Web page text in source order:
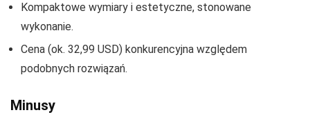
Kompaktowe wymiary i estetyczne, stonowane
wykonanie.
Cena (ok. 32,99 USD) konkurencyjna względem
podobnych rozwiązań.
Minusy